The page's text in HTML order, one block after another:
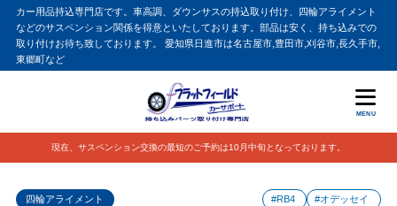
カー用品持込専門店です。車高調、ダウンサスの持込取り付け、四輪アライメント
などのサスペンション関係を得意といたしております。部品は安く、持ち込みでの
取り付けお待ち致しております。 愛知県日進市は名古屋市,豊田市,刈谷市,長久手市,
東郷町など
MENU
現在、サスペンション交換の最短のご予約は10月中旬となっております。
四輪アライメント #RB4 #オデッセイ